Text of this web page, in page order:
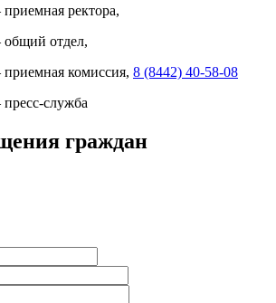
ректора,
отдел,
комиссия, 8 (8442) 40-58-08
служба
граждан